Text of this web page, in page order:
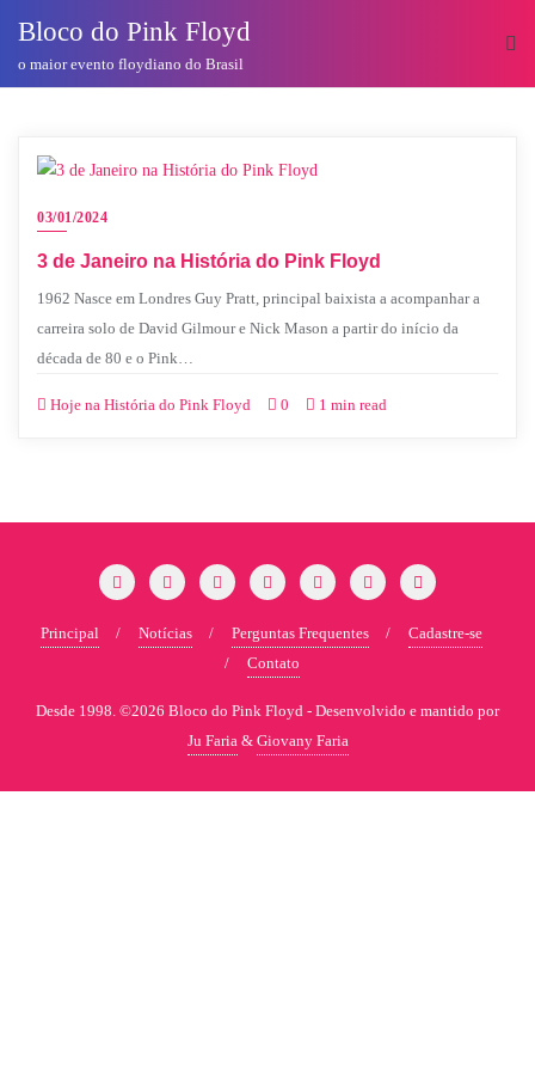
conteúdo
Bloco do Pink Floyd
o maior evento floydiano do Brasil
03/01/2024
3 de Janeiro na História do Pink Floyd
1962 Nasce em Londres Guy Pratt, principal baixista a acompanhar a
carreira solo de David Gilmour e Nick Mason a partir do início da
década de 80 e o Pink…
Hoje na História do Pink Floyd 0 1 min read
Principal Notícias Perguntas Frequentes
Cadastre-se
Contato
Desde 1998. ©2026 Bloco do Pink Floyd - Desenvolvido e mantido por
Ju Faria & Giovany Faria